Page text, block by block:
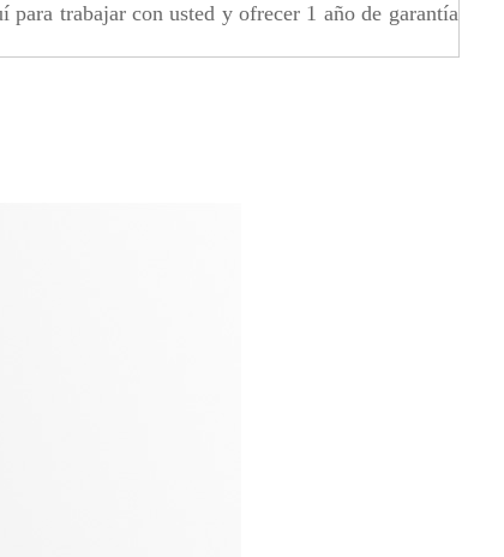
para trabajar con usted y ofrecer 1 año de garantía